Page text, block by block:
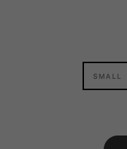
SMALL